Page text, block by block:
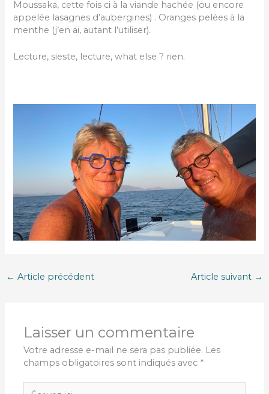
Moussaka, cette fois ci à la viande hachée (ou encore
appelée lasagnes d’aubergines) . Oranges pelées à la
menthe (j’en ai, autant l’utiliser).
Lecture, sieste, lecture, what else ? rien.
← Article précédent Article suivant →
Laisser un commentaire
Votre adresse e-mail ne sera pas publiée. Les
champs obligatoires sont indiqués avec *
Écrivez